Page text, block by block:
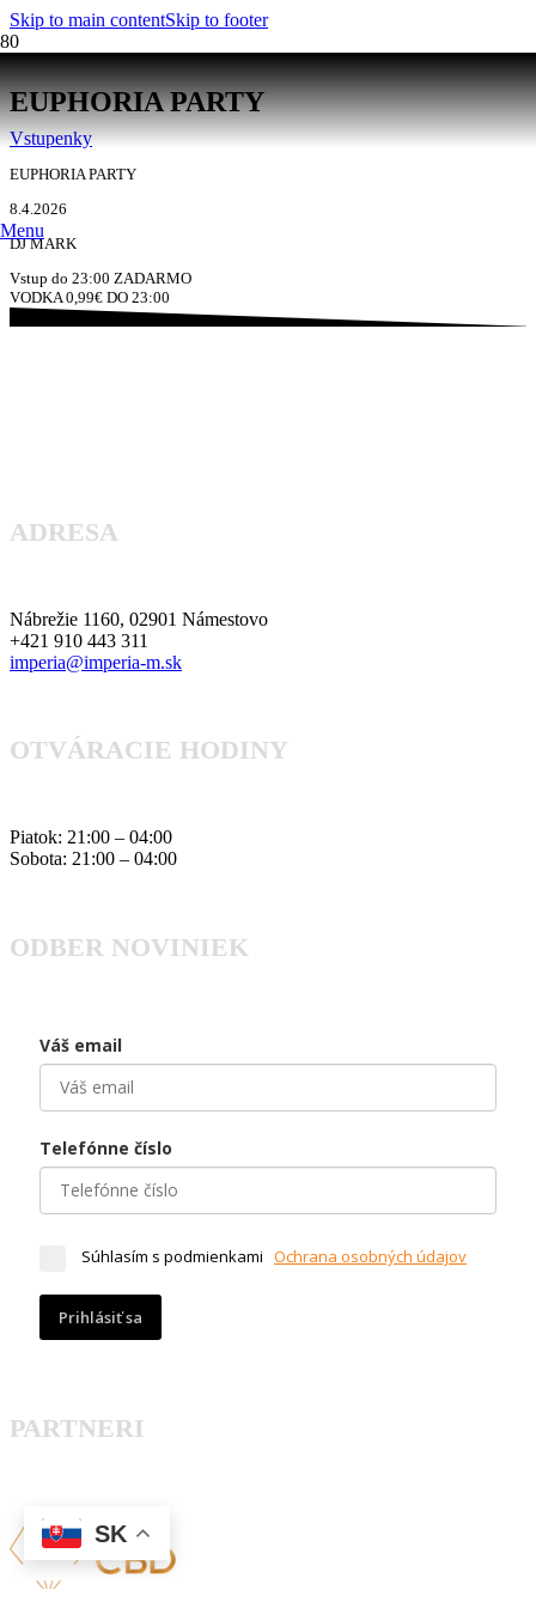
Skip to main contentSkip to footer
Menu
EUPHORIA PARTY
Vstupenky
EUPHORIA PARTY
8.4.2026
DJ MARK
Vstup do 23:00 ZADARMO
VODKA 0,99€ DO 23:00
ADRESA
Nábrežie 1160, 02901 Námestovo
+421 910 443 311
imperia@imperia-m.sk
OTVÁRACIE HODINY
Piatok: 21:00 – 04:00
Sobota: 21:00 – 04:00
ODBER NOVINIEK
Váš email
Telefónne číslo
Súhlasím s podmienkami Ochrana osobných údajov
Prihlásiť sa
PARTNERI
SK